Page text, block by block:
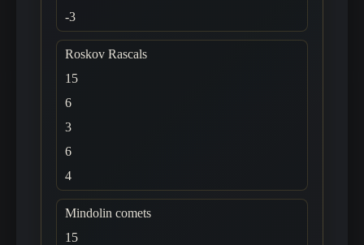
-3
Roskov Rascals
15
6
3
6
4
Mindolin comets
15